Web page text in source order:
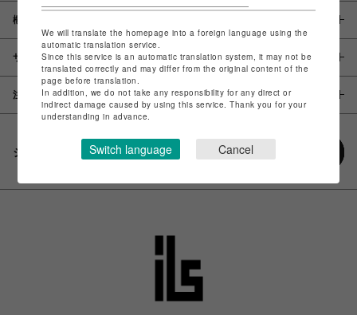
概要
サイズ
注意事項
シェアする
We will translate the homepage into a foreign language using the
automatic translation service.
Since this service is an automatic translation system, it may not be
translated correctly and may differ from the original content of the
page before translation.
In addition, we do not take any responsibility for any direct or
indirect damage caused by using this service. Thank you for your
understanding in advance.
Switch language Cancel